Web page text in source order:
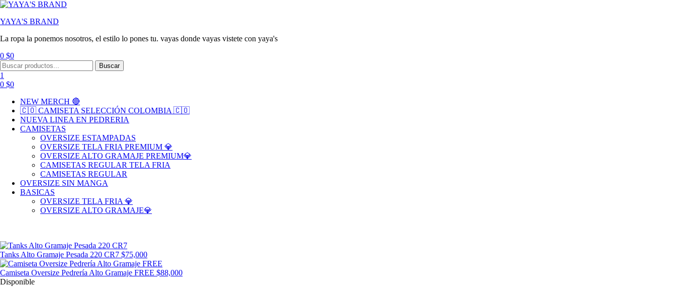
YAYA'S BRAND
La ropa la ponemos nosotros, el estilo lo pones tu. vayas donde vayas vistete con yaya's
0 $0
Menu
Search
for:
Buscar
1
0 $0
NEW MERCH 🔴
🇨🇴 CAMISETA SELECCIÓN COLOMBIA 🇨🇴
NUEVA LINEA EN PEDRERIA
CAMISETAS
OVERSIZE ESTAMPADAS
OVERSIZE TELA FRIA PREMIUM 💎
OVERSIZE ALTO GRAMAJE PREMIUM💎
CAMISETAS REGULAR TELA FRIA
CAMISETAS REGULAR
OVERSIZE SIN MANGA
BASICAS
OVERSIZE TELA FRIA 💎
OVERSIZE ALTO GRAMAJE💎
Tanks Alto Gramaje Pesada 220 CR7 $75,000
Camiseta Oversize Pedrería Alto Gramaje FREE $88,000
Disponible